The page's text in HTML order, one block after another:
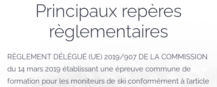
Principaux repères
règlementaires
RÈGLEMENT DÉLÉGUÉ (UE) 2019/907 DE LA COMMISSION
du 14 mars 2019 établissant une épreuve commune de
formation pour les moniteurs de ski conformément à l’article